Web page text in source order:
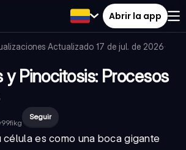
Abrir la app
·Actualizado 17 de jul. de 2026·
y Pinocitosis: Procesos
Seguir
célula es como una boca gigante